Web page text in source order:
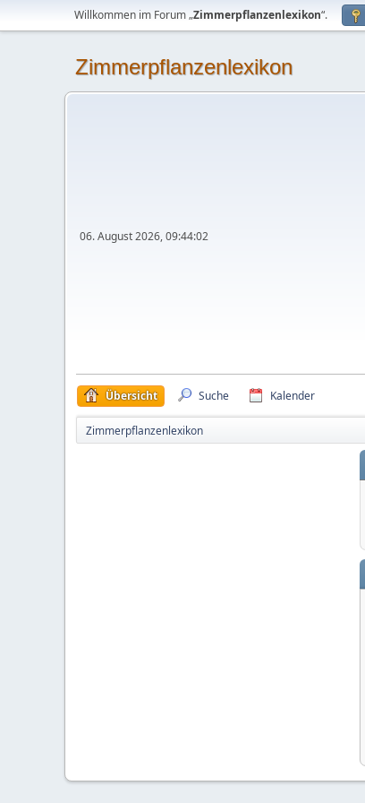
Willkommen im Forum „Zimmerpflanzenlexikon“.
Zimmerpflanzenlexikon
06. August 2026, 09:44:02
Übersicht Suche Kalender
Zimmerpflanzenlexikon